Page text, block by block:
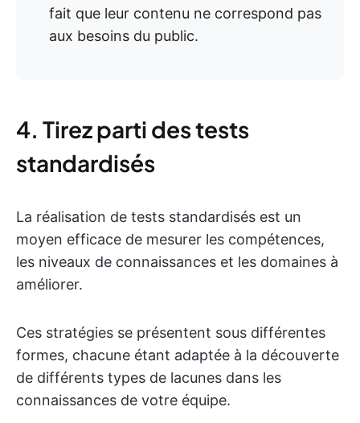
fait que leur contenu ne correspond pas
aux besoins du public.
4. Tirez parti des tests
standardisés
La réalisation de tests standardisés est un
moyen efficace de mesurer les compétences,
les niveaux de connaissances et les domaines à
améliorer.
Ces stratégies se présentent sous différentes
formes, chacune étant adaptée à la découverte
de différents types de lacunes dans les
connaissances de votre équipe.